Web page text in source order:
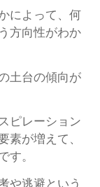
によって、何
方向性がわか
土台の傾向が
ピレーション
素が増えて、
す。
や逃避という